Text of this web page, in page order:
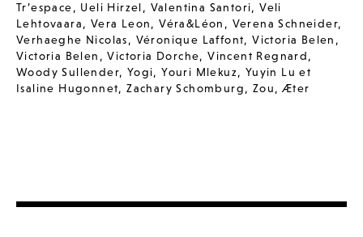
Tr’espace, Ueli Hirzel, Valentina Santori,Veli
Lehtovaara, Vera Leon,Véra&Léon , Verena Schneider,
Verhaeghe Nicolas, Véronique Laffont,Victoria Belen ,
Victoria Belen ,Victoria Dorche,Vincent Regnard,
Woody Sullender, Yogi,Youri Mlekuz, Yuyin Lu et
Isaline Hugonnet,Zachary Schomburg, Zou, Æter